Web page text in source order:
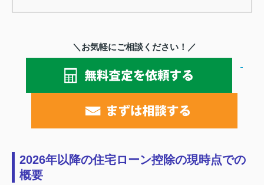
＼お気軽にご相談ください！／
2026年以降の住宅ローン控除の現時点での
概要